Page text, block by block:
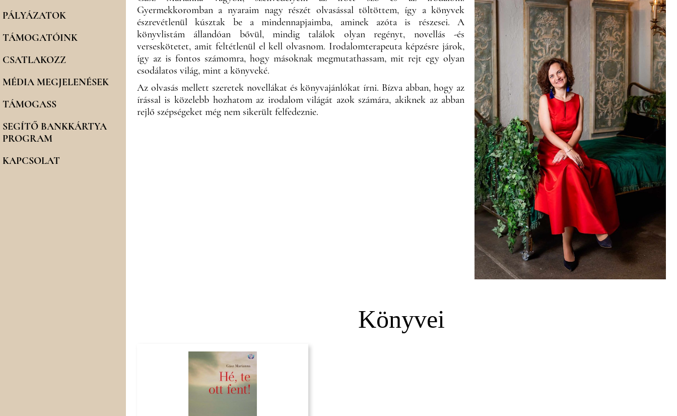
PÁLYÁZATOK
TÁMOGATÓINK
CSATLAKOZZ
MÉDIA MEGJELENÉSEK
TÁMOGASS
SEGÍTŐ BANKKÁRTYA
PROGRAM
KAPCSOLAT
Gyermekkoromban a nyaraim nagy részét olvasással töltöttem, így a könyvek
észrevétlenül kúsztak be a mindennapjaimba, aminek azóta is részesei. A
könyvlistám állandóan bővül, mindig találok olyan regényt, novellás -és
verseskötetet, amit feltétlenül el kell olvasnom. Irodalomterapeuta képzésre járok,
így az is fontos számomra, hogy másoknak megmutathassam, mit rejt egy olyan
csodálatos világ, mint a könyveké.
Az olvasás mellett szeretek novellákat és könyvajánlókat írni. Bízva abban, hogy az
írással is közelebb hozhatom az irodalom világát azok számára, akiknek az abban
rejlő szépségeket még nem sikerült felfedeznie.
Könyvei